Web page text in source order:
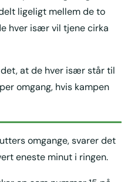
ligeligt mellem de to
hver især vil tjene cirka
at de hver især står til
omgang, hvis kampen
omgange, svarer det
eneste minut i ringen.